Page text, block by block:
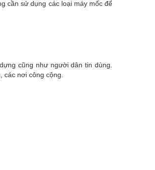
cần sử dụng các loại máy mốc để
cũng như người dân tin dùng.
nơi công cộng.